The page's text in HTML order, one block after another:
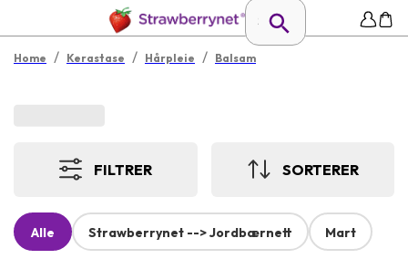
Home / Kerastase / Hårpleie / Balsam
FILTRER SORTERER
Alle Strawberrynet --> Jordbærnett Mart